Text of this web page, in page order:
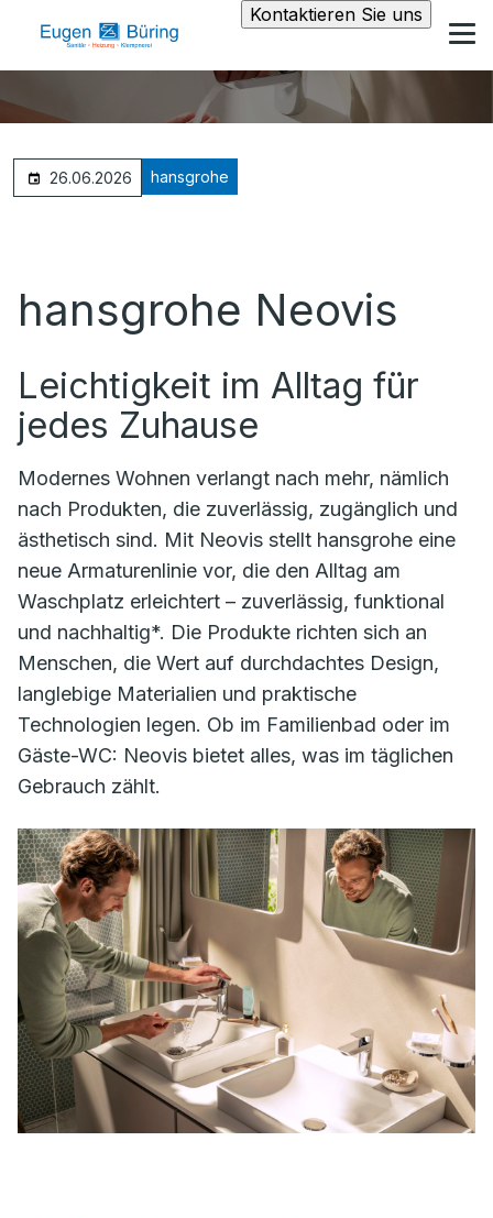
Kontaktieren Sie uns
26.06.2026 hansgrohe
hansgrohe Neovis
Leichtigkeit im Alltag für
jedes Zuhause
Modernes Wohnen verlangt nach mehr, nämlich
nach Produkten, die zuverlässig, zugänglich und
ästhetisch sind. Mit Neovis stellt hansgrohe eine
neue Armaturenlinie vor, die den Alltag am
Waschplatz erleichtert – zuverlässig, funktional
und nachhaltig*. Die Produkte richten sich an
Menschen, die Wert auf durchdachtes Design,
langlebige Materialien und praktische
Technologien legen. Ob im Familienbad oder im
Gäste-WC: Neovis bietet alles, was im täglichen
Gebrauch zählt.